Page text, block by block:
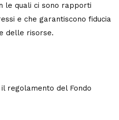
le quali ci sono rapporti
e che garantiscono fiducia
delle risorse.
regolamento del Fondo